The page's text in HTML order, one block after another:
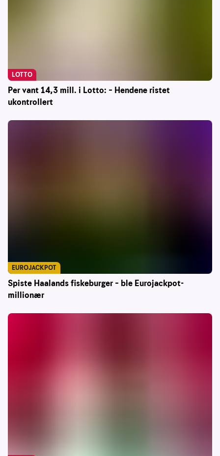
Per vant 14,3 mill. i Lotto: – Hendene ristet
ukontrollert
LOTTO
Spiste Haalands fiskeburger – ble Eurojackpot-
millionær
EUROJACKPOT